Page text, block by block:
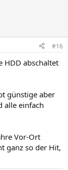
#16
HDD abschaltet
günstige aber
alle einfach
Vor-Ort
ganz so der Hit,